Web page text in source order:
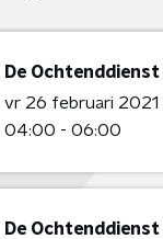
De Ochtenddienst
vr 26 februari 2021
04:00 - 06:00
De Ochtenddienst